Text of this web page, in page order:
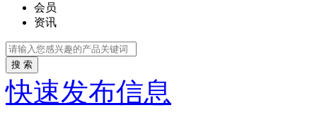
会员
资讯
搜 索
快速发布信息